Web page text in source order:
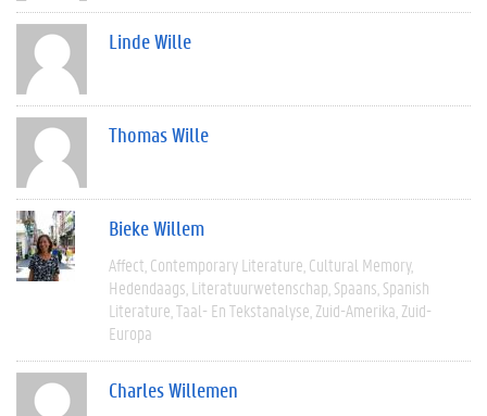
Linde Wille
Thomas Wille
Bieke Willem
Affect Contemporary Literature Cultural Memory
Hedendaags Literatuurwetenschap Spaans Spanish
Literature Taal- En Tekstanalyse Zuid-Amerika Zuid-
Europa
Charles Willemen